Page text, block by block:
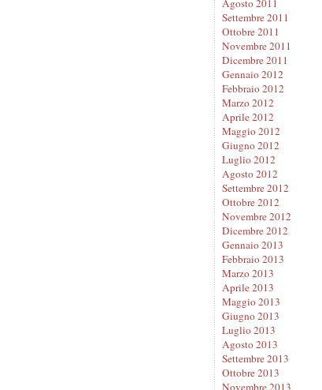
Agosto 2011
Settembre 2011
Ottobre 2011
Novembre 2011
Dicembre 2011
Gennaio 2012
Febbraio 2012
Marzo 2012
Aprile 2012
Maggio 2012
Giugno 2012
Luglio 2012
Agosto 2012
Settembre 2012
Ottobre 2012
Novembre 2012
Dicembre 2012
Gennaio 2013
Febbraio 2013
Marzo 2013
Aprile 2013
Maggio 2013
Giugno 2013
Luglio 2013
Agosto 2013
Settembre 2013
Ottobre 2013
Novembre 2013